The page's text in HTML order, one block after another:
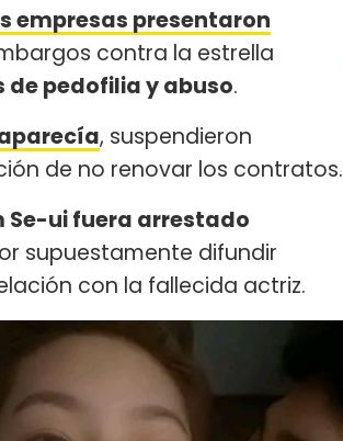
empresas presentaron
contra la estrella
de pedofilia y abuso.
, suspendieron
de no renovar los contratos.
Se-ui fuera arrestado
supuestamente difundir
con la fallecida actriz.